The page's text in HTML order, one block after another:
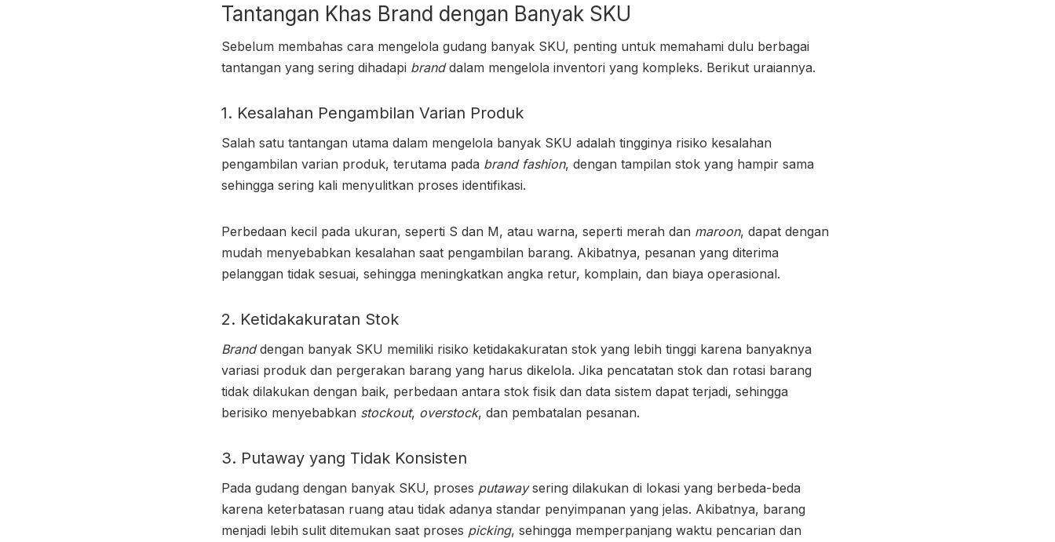
Tantangan Khas Brand dengan Banyak SKU
Sebelum membahas cara mengelola gudang banyak SKU, penting untuk memahami dulu berbagai
tantangan yang sering dihadapi branddalam mengelola inventori yang kompleks. Berikut uraiannya.
1. Kesalahan Pengambilan Varian Produk
Salah satu tantangan utama dalam mengelola banyak SKU adalah tingginya risiko kesalahan
pengambilan varian produk, terutama pada brand fashion, dengan tampilan stok yang hampir sama
sehingga sering kali menyulitkan proses identifikasi.
Perbedaan kecil pada ukuran, seperti S dan M, atau warna, seperti merah dan maroon, dapat dengan
mudah menyebabkan kesalahan saat pengambilan barang. Akibatnya, pesanan yang diterima
pelanggan tidak sesuai, sehingga meningkatkan angka retur, komplain, dan biaya operasional.
2. Ketidakakuratan Stok
Branddengan banyak SKU memiliki risiko ketidakakuratan stok yang lebih tinggi karena banyaknya
variasi produk dan pergerakan barang yang harus dikelola. Jika pencatatan stok dan rotasi barang
tidak dilakukan dengan baik, perbedaan antara stok fisik dan data sistem dapat terjadi, sehingga
berisiko menyebabkan stockout, overstock, dan pembatalan pesanan.
3. Putaway yang Tidak Konsisten
Pada gudang dengan banyak SKU, proses putawaysering dilakukan di lokasi yang berbeda-beda
karena keterbatasan ruang atau tidak adanya standar penyimpanan yang jelas. Akibatnya, barang
menjadi lebih sulit ditemukan saat proses picking, sehingga memperpanjang waktu pencarian dan